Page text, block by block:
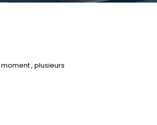
, plusieurs